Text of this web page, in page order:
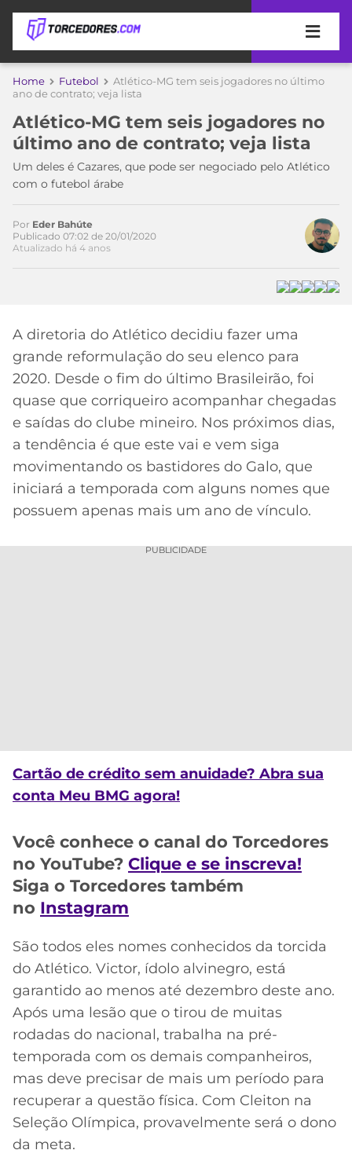
APOSTAS
DE
APOSTA
MELHORES
SITES
DE
APOSTAS
2026
BETBOOM
CÓDIGO
DE
INDICAÇÃO
BET365
CÓDIGO
BETANO
APPS
COPA
DO
MUNDO
TIMES
MEU
PALMEIRAS
CORINTHIANS
SÃO
PAULO
SANTOS
FLAMENGO
ATLÉTICO
MG
CRUZEIRO
CAMPEONATOS
SÉRIE
A
LIBERTADORES
COPA
DO
BRASIL
PREMIER
ESPORTIVA
MERCADO
DA
BOLA
PALPITES
Home Futebol
Atlético-MG tem seis jogadores no último
ano de contrato; veja lista
Atlético-MG tem seis jogadores no
último ano de contrato; veja lista
Um deles é Cazares, que pode ser negociado pelo Atlético
com o futebol árabe
Acesse o perfil do autor
no Twitter
Por Eder Bahúte
Publicado 07:02 de 20/01/2020
Atualizado há 4 anos
A diretoria do Atlético decidiu fazer uma
grande reformulação do seu elenco para
2020. Desde o fim do último Brasileirão, foi
quase que corriqueiro acompanhar chegadas
e saídas do clube mineiro. Nos próximos dias,
a tendência é que este vai e vem siga
movimentando os bastidores do Galo, que
iniciará a temporada com alguns nomes que
possuem apenas mais um ano de vínculo.
PUBLICIDADE
Cartão de crédito sem anuidade? Abra sua
conta Meu BMG agora!
Você conhece o canal do Torcedores
no YouTube? Clique e se inscreva!
Siga o Torcedores também
no Instagram
São todos eles nomes conhecidos da torcida
do Atlético. Victor, ídolo alvinegro, está
garantido ao menos até dezembro deste ano.
Após uma lesão que o tirou de muitas
rodadas do nacional, trabalha na pré-
temporada com os demais companheiros,
mas deve precisar de mais um período para
recuperar a questão física. Com Cleiton na
Seleção Olímpica, provavelmente será o dono
da meta.